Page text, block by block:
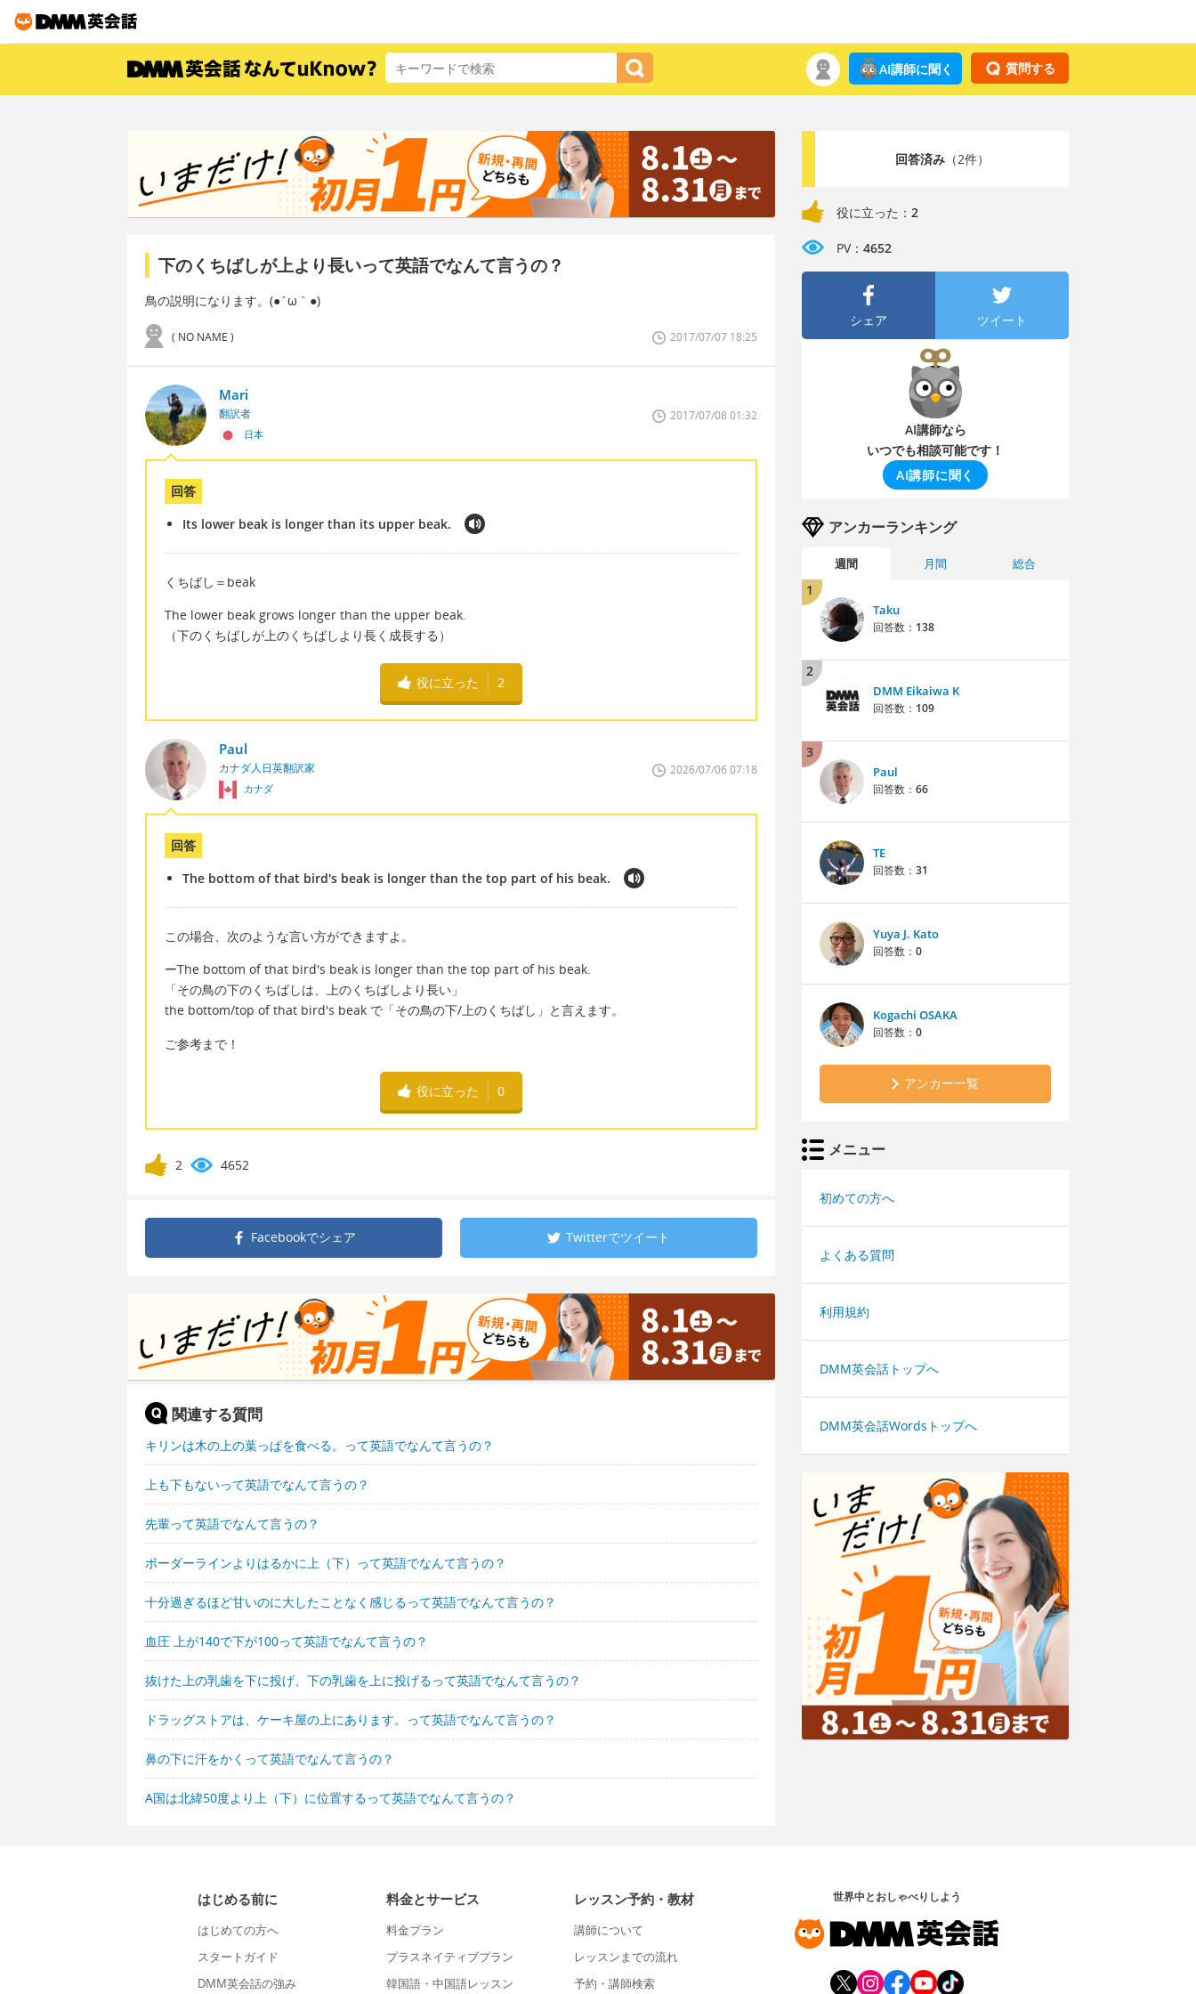
質問する
AI講師に聞く
下のくちばしが上より長いって英語でなんて言うの？
鳥の説明になります。(●´ω｀●)
( NO NAME ) 2017/07/07 18:25
Mari
翻訳者
日本
2017/07/08 01:32
回答
Its lower beak is longer than its upper beak.
くちばし＝beak
The lower beak grows longer than the upper beak.
（下のくちばしが上のくちばしより長く成長する）
役に立った 2
Paul
カナダ人日英翻訳家
カナダ
2026/07/06 07:18
回答
The bottom of that bird's beak is longer than the top part of his beak.
この場合、次のような言い方ができますよ。
ーThe bottom of that bird's beak is longer than the top part of his beak.
「その鳥の下のくちばしは、上のくちばしより長い」
the bottom/top of that bird's beak で「その鳥の下/上のくちばし」と言えます。
ご参考まで！
役に立った 0
2 4652
Facebookでシェア Twitterでツイート
関連する質問
キリンは木の上の葉っぱを食べる。って英語でなんて言うの？
上も下もないって英語でなんて言うの？
先輩って英語でなんて言うの？
ボーダーラインよりはるかに上（下）って英語でなんて言うの？
十分過ぎるほど甘いのに大したことなく感じるって英語でなんて言うの？
血圧 上が140で下が100って英語でなんて言うの？
抜けた上の乳歯を下に投げ、下の乳歯を上に投げるって英語でなんて言うの？
ドラッグストアは、ケーキ屋の上にあります。って英語でなんて言うの？
鼻の下に汗をかくって英語でなんて言うの？
A国は北緯50度より上（下）に位置するって英語でなんて言うの？
回答済み（2件）
役に立った： 2
PV： 4652
シェア ツイート
AI講師なら
いつでも相談可能です！
AI講師に聞く
アンカーランキング
週間 月間 総合
1
Taku
回答数： 138
2
DMM Eikaiwa K
回答数： 109
3
Paul
回答数： 66
TE
回答数： 31
Yuya J. Kato
回答数： 0
Kogachi OSAKA
回答数： 0
アンカー一覧
メニュー
初めての方へ
よくある質問
利用規約
DMM英会話トップへ
DMM英会話Wordsトップへ
はじめる前に
はじめての方へ
スタートガイド
DMM英会話の強み
料金とサービス
料金プラン
プラスネイティブプラン
韓国語・中国語レッスン
レッスン予約・教材
講師について
レッスンまでの流れ
予約・講師検索
世界中とおしゃべりしよう